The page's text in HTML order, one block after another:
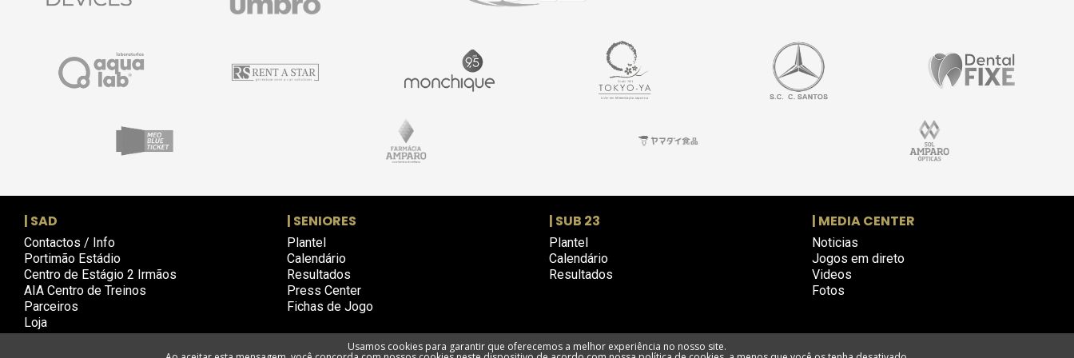
| SAD
Contactos / Info
Portimão Estádio
Centro de Estágio 2 Irmãos
AIA Centro de Treinos
Parceiros
Loja
| SENIORES
Plantel
Calendário
Resultados
Press Center
Fichas de Jogo
| SUB 23
Plantel
Calendário
Resultados
| MEDIA CENTER
Noticias
Jogos em direto
Videos
Fotos
Usamos cookies para garantir que oferecemos a melhor experiência no nosso site.